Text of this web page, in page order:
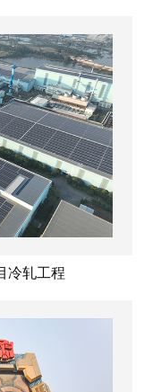
冷轧工程